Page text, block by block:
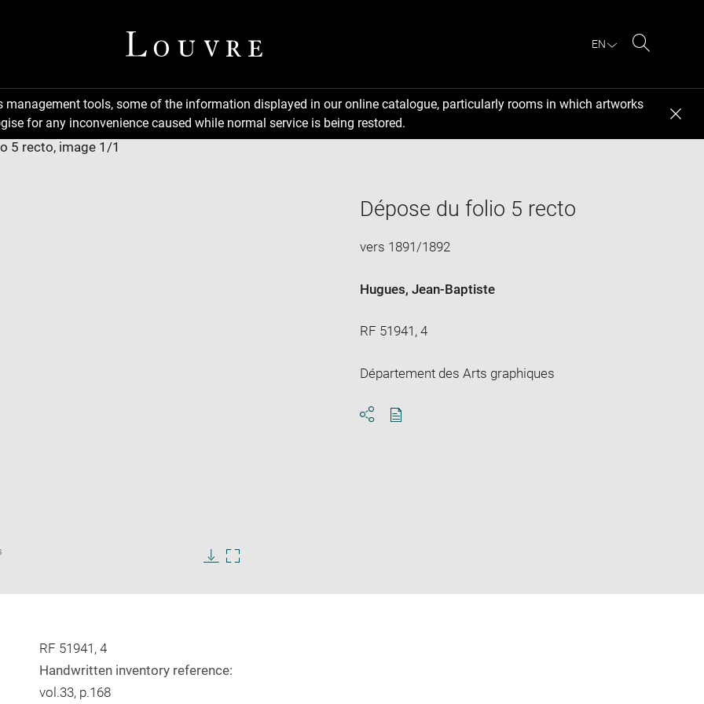
EN
management tools, some of the information displayed in our online catalogue, particularly rooms in which artworks
for any inconvenience caused while normal service is being restored.
Dépose du folio 5 recto
vers 1891/1892
Hugues, Jean-Baptiste
RF 51941, 4
Département des Arts graphiques
RF 51941, 4
Handwritten inventory reference:
vol.33, p.168